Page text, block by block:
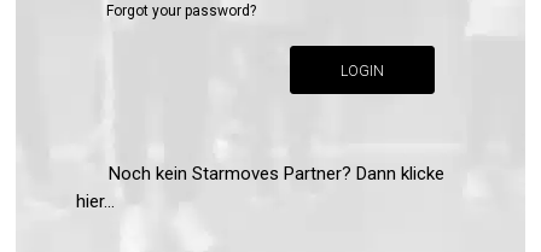
Forgot your password?
LOGIN
Noch kein Starmoves Partner? Dann klicke
hier...